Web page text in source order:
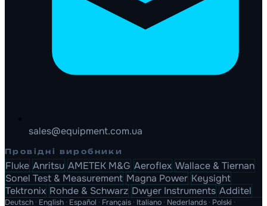
sales@equipment.com.ua
Провідні виробники
Fluke Anritsu AMETEK M&G Aeroflex Wallace & Tiernan
Sonel Test & Measurement Magna Power Keysight
Tektronix Rohde & Schwarz Dwyer Instruments Additel
Deutsch · English · Español · Français · Italiano · Nederlands · Polski ·